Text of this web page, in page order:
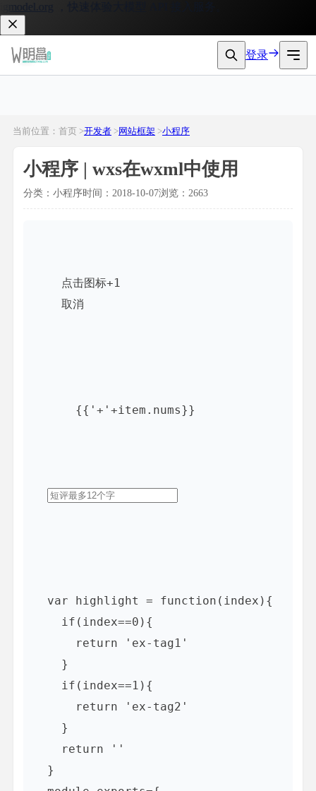
，快速体验大模型 API 接入服务。
登录
当前位置：首页 >开发者 >网站框架 >小程序
小程序 | wxs在wxml中使用
分类：小程序时间：2018-10-07浏览：2663
点击图标+1
取消
{{'+'+item.nums}}